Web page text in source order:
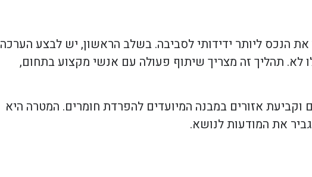
הנכס ליותר ידידותי לסביבה. בשלב הראשון, יש לבצע הערכה
לא. תהליך זה מצריך שיתוף פעולה עם אנשי מקצוע בתחום,
וקביעת אזורים במבנה המיועדים להפרדת חומרים. המטרה היא
את המודעות לנושא.